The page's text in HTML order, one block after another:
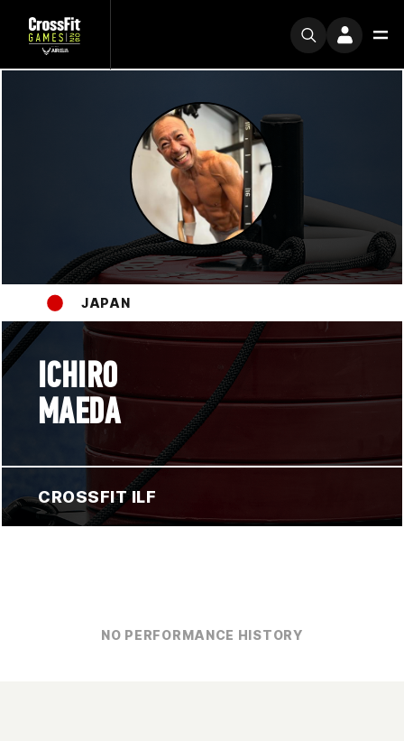
JAPAN
ICHIRO
MAEDA
CROSSFIT ILF
NO PERFORMANCE HISTORY